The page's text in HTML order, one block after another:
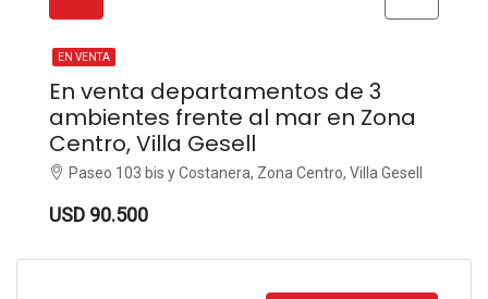
EN VENTA
En venta departamentos de 3
ambientes frente al mar en Zona
Centro, Villa Gesell
Paseo 103 bis y Costanera, Zona Centro, Villa Gesell
USD 90.500